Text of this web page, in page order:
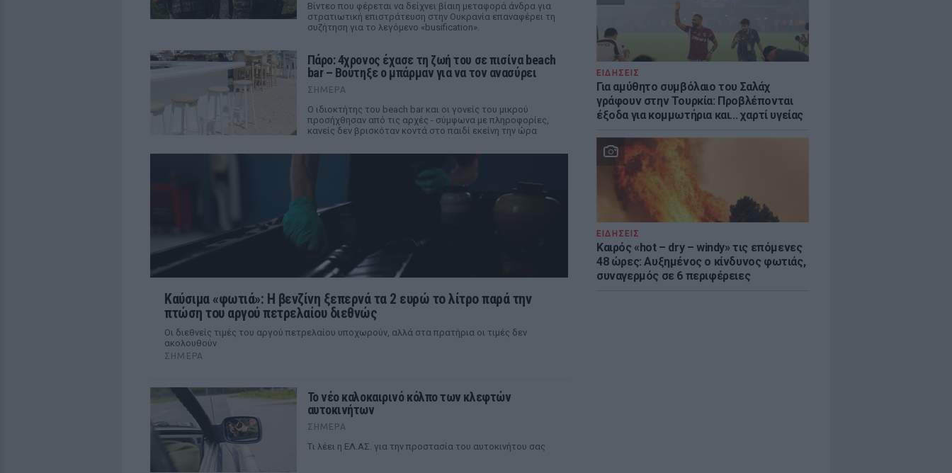
ΕΙΔΗΣΕΙΣ
Για αμύθητο συμβόλαιο του Σαλάχ
γράφουν στην Τουρκία: Προβλέπονται
έξοδα για κομμωτήρια και... χαρτί υγείας
ΕΙΔΗΣΕΙΣ
Καιρός «hot – dry – windy» τις επόμενες
48 ώρες: Αυξημένος ο κίνδυνος φωτιάς,
συναγερμός σε 6 περιφέρειες
Βίντεο που φέρεται να δείχνει βίαιη μεταφορά άνδρα για
στρατιωτική επιστράτευση στην Ουκρανία επαναφέρει τη
συζήτηση για το λεγόμενο «busification».
Πάρο: 4χρονος έχασε τη ζωή του σε πισίνα beach
bar – Βούτηξε ο μπάρμαν για να τον ανασύρει
ΣΉΜΕΡΑ
Ο ιδιοκτήτης του beach bar και οι γονείς του μικρού
προσήχθησαν από τις αρχές - σύμφωνα με πληροφορίες,
κανείς δεν βρισκόταν κοντά στο παιδί εκείνη την ώρα
Καύσιμα «φωτιά»: Η βενζίνη ξεπερνά τα 2 ευρώ το λίτρο παρά την
πτώση του αργού πετρελαίου διεθνώς
Οι διεθνείς τιμές του αργού πετρελαίου υποχωρούν, αλλά στα πρατήρια οι τιμές δεν
ακολουθούν
ΣΉΜΕΡΑ
Το νέο καλοκαιρινό κόλπο των κλεφτών
αυτοκινήτων
ΣΉΜΕΡΑ
Tι λέει η ΕΛ.ΑΣ. για την προστασία του αυτοκινήτου σας